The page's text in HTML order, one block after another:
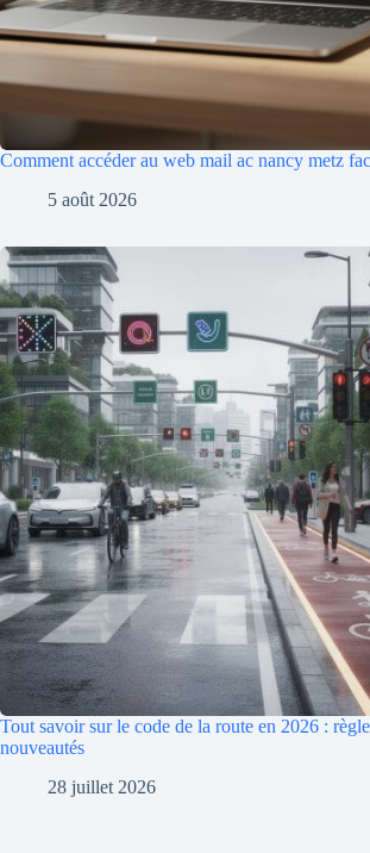
Comment accéder au web mail ac nancy metz
5 août 2026
Tout savoir sur le code de la route en 2026 :
nouveautés
28 juillet 2026